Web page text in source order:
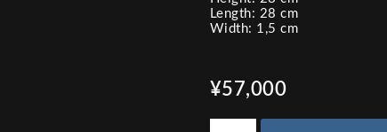
Length: 28 cm
Width: 1,5 cm
¥57,000